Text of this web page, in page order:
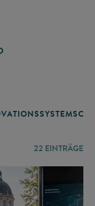
22 EINTRÄGE